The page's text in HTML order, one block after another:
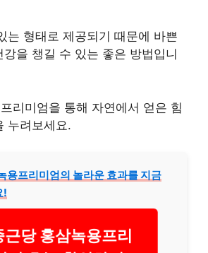
는 형태로 제공되기 때문에 바쁜
을 챙길 수 있는 좋은 방법입니
리미엄을 통해 자연에서 얻은 힘
누려보세요.
용프리미엄의 놀라운 효과를 지금
!
근당 홍삼녹용프리